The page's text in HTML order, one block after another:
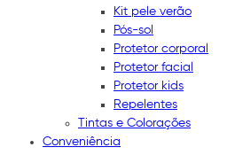
Kit pele verão
Pós-sol
Protetor corporal
Protetor facial
Protetor kids
Repelentes
Tintas e Colorações
Conveniência